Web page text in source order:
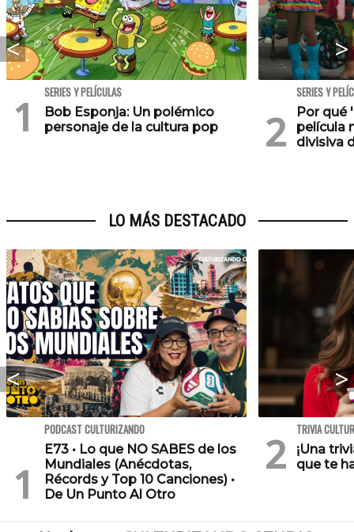
SERIES Y PELÍCULAS
Bob Esponja: Un polémico
personaje de la cultura pop
SERIES Y
Por qué
película
divisiva
LO MÁS DESTACADO
PODCAST CULTURIZANDO
E73 • Lo que NO SABES de los
Mundiales (Anécdotas,
Récords y Top 10 Canciones) •
De Un Punto Al Otro
TRIVIA
¡Una
que te